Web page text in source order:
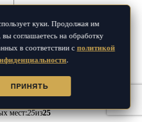
мест:25из25
куки. Продолжая им
вы соглашаетесь на обработку
в соответствии с политикой
.
ПРИНЯТЬ